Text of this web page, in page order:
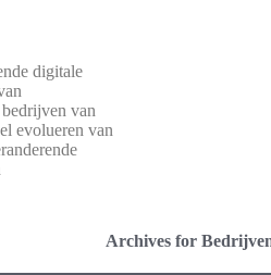
digitale
van
evolueren van
Archives for